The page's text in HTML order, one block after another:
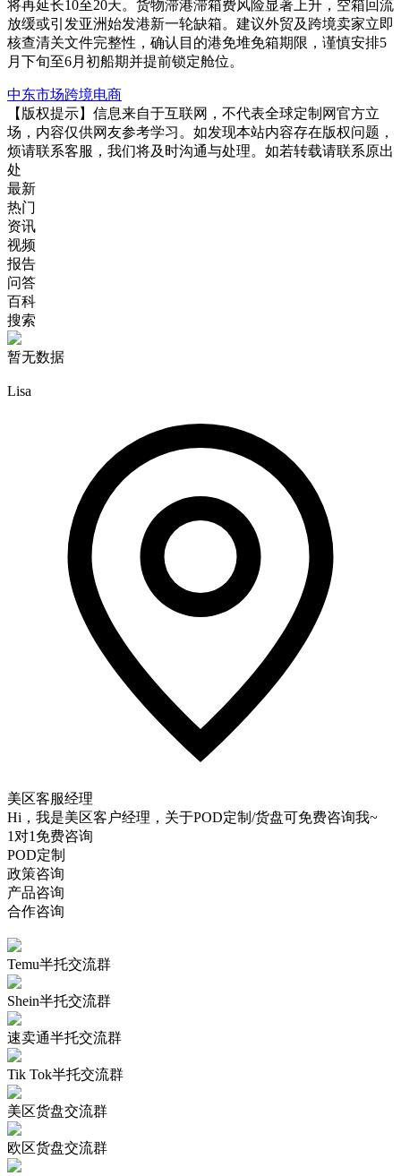
将再延长10至20天。货物滞港滞箱费风险显著上升，空箱回流
放缓或引发亚洲始发港新一轮缺箱。建议外贸及跨境卖家立即
核查清关文件完整性，确认目的港免堆免箱期限，谨慎安排5
月下旬至6月初船期并提前锁定舱位。
中东市场跨境电商
【版权提示】信息来自于互联网，不代表全球定制网官方立
场，内容仅供网友参考学习。如发现本站内容存在版权问题，
烦请联系客服，我们将及时沟通与处理。如若转载请联系原出
处
最新
热门
资讯
视频
报告
问答
百科
搜索
暂无数据
Lisa
美区客服经理
Hi，我是美区客户经理，关于POD定制/货盘可免费咨询我~
1对1免费咨询
POD定制
政策咨询
产品咨询
合作咨询
Temu半托交流群
Shein半托交流群
速卖通半托交流群
Tik Tok半托交流群
美区货盘交流群
欧区货盘交流群